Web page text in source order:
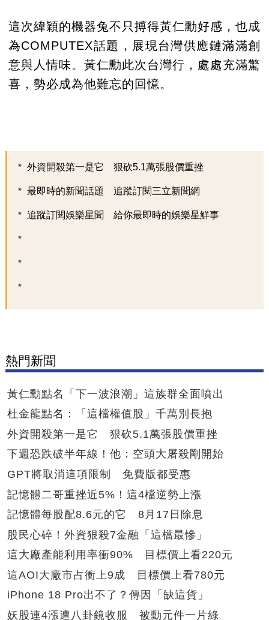
這次緯穎的機器兔不只搏得黃仁勳好感，也成
為COMPUTEX話題，展現台灣供應鏈滿滿創
意與人情味。黃仁勳此次台灣行，處處充滿驚
喜，勢必成為他難忘的回憶。
外資開殺第一是它 狠砍5.1萬張股價重挫
最即時的新聞話題 追蹤訂閱三立新聞網
追蹤訂閱娛樂星聞 給你最即時的娛樂星鮮事
熱門新聞
黃仁勳點名「下一波浪潮」這族群全面噴出
杜金龍點名：「這檔權值股」千萬別長抱
外資開殺第一是它 狠砍5.1萬張股價重挫
下週恐跌破半年線！他：空頭大屠殺剛開始
GPT將取消這項限制 免費版都受惠
記憶體二哥重挫近5%！這4檔逆勢上漲
記憶體每股配8.6元的它 8月17日除息
股民心碎！外資狠殺7金融「這檔最慘」
這大廠產能利用率衝90% 目標價上看220元
這AOI大廠市占衝上9成 目標價上看780元
iPhone 18 Pro出不了？傳因「缺這貨」
妖股連4漲遭八卦鏡收服 被動元件一片綠